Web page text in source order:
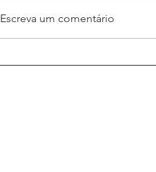
Escreva um comentário